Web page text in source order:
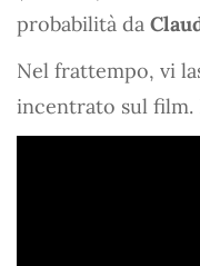
probabilità da
Nel frattempo, vi
incentrato sul film.